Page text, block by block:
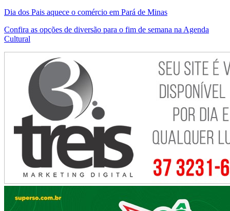
Dia dos Pais aquece o comércio em Pará de Minas
Confira as opções de diversão para o fim de semana na Agenda
Cultural